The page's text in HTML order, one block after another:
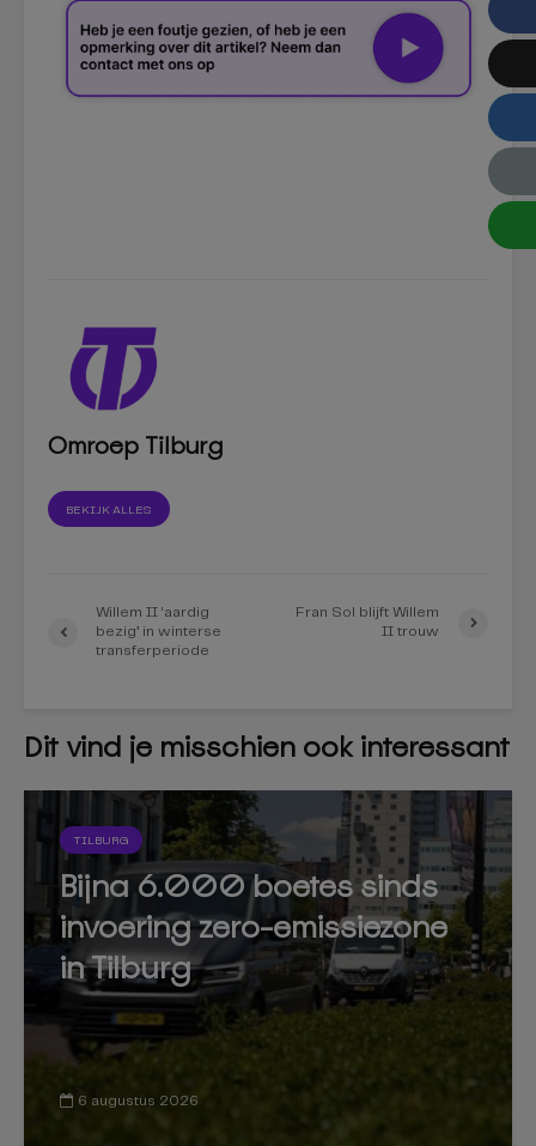
Omroep Tilburg
BEKIJK ALLES
Willem II ‘aardig
bezig’ in winterse
transferperiode
Fran Sol blijft Willem
II trouw
Dit vind je misschien ook interessant
TILBURG
Bijna 6.000 boetes sinds
invoering zero-emissiezone
in Tilburg
6 augustus 2026